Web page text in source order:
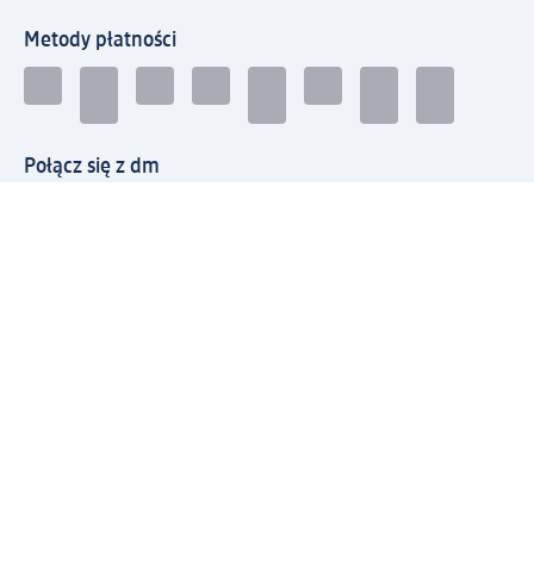
Metody płatności
Połącz się z dm